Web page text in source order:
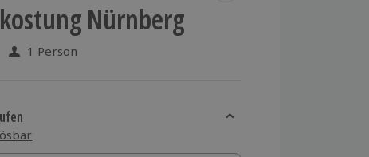
Nürnberg
aus 5 Bewertungen
1 Person